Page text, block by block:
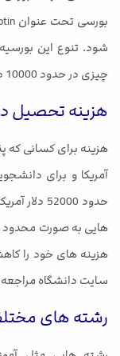
شود. تنوع این
چیزی در حدود 10000 دلار آمریکا است.
هزینه تحصیل
آمریکا و برای
حدود
هایی به صورت محدود
هزینه های خود را
سایت دانشگاه مراجعه
رشته های